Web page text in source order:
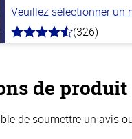
Veuillez sélectionner un
4.6
(326)
de produit
de soumettre un avis